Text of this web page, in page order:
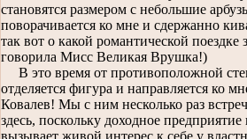
становятся размером с небольшие
поворачивается ко мне и сдержанно
так вот о какой романтической поездке
говорила Мисс Великая Врушка!)
В это время от противоположной
отделяется фигура и направляется ко
Ковалев! Мы с ним несколько раз
здесь, поскольку доходное предприятие
вызывает живой интерес к себе у